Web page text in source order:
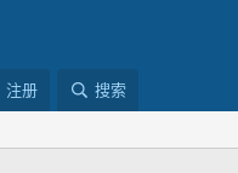
注册 搜索